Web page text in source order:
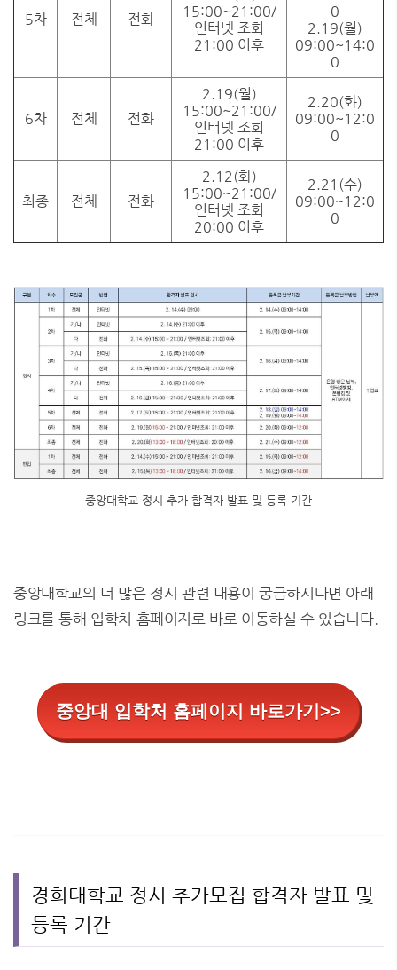
5차 전체 전화
15:00~21:00/
인터넷 조회
21:00 이후
0
2.19(월)
09:00~14:0
0
6차 전체 전화
2.19(월)
15:00~21:00/
인터넷 조회
21:00 이후
2.20(화)
09:00~12:0
0
최종 전체 전화
2.12(화)
15:00~21:00/
인터넷 조회
20:00 이후
2.21(수)
09:00~12:0
0
중앙대학교 정시 추가 합격자 발표 및 등록 기간
중앙대학교의 더 많은 정시 관련 내용이 궁금하시다면 아래
링크를 통해 입학처 홈페이지로 바로 이동하실 수 있습니다.
중앙대 입학처 홈페이지 바로가기>>
경희대학교 정시 추가모집 합격자 발표 및
등록 기간